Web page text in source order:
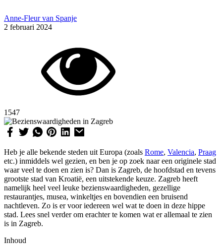
Anne-Fleur van Spanje
2 februari 2024
1547
Heb je alle bekende steden uit Europa (zoals Rome, Valencia, Praag
etc.) inmiddels wel gezien, en ben je op zoek naar een originele stad
waar veel te doen en zien is? Dan is Zagreb, de hoofdstad en tevens
grootste stad van Kroatië, een uitstekende keuze. Zagreb heeft
namelijk heel veel leuke bezienswaardigheden, gezellige
restaurantjes, musea, winkeltjes en bovendien een bruisend
nachtleven. Zo is er voor iedereen wel wat te doen in deze hippe
stad. Lees snel verder om erachter te komen wat er allemaal te zien
is in Zagreb.
Inhoud